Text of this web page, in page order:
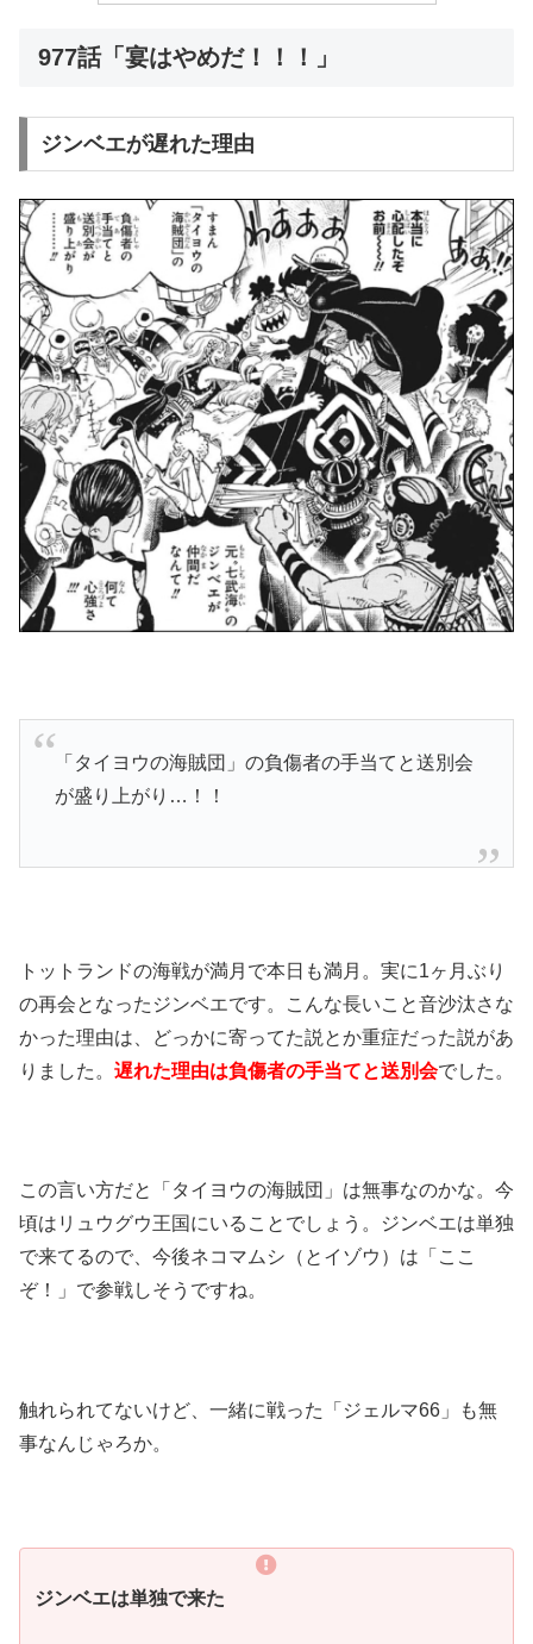
977話「宴はやめだ！！！」
ジンベエが遅れた理由
「タイヨウの海賊団」の負傷者の手当てと送別会
が盛り上がり…！！
トットランドの海戦が満月で本日も満月。実に1ヶ月ぶり
の再会となったジンベエです。こんな長いこと音沙汰さな
かった理由は、どっかに寄ってた説とか重症だった説があ
りました。 遅れた理由は負傷者の手当てと送別会でした。
この言い方だと「タイヨウの海賊団」は無事なのかな。今
頃はリュウグウ王国にいることでしょう。ジンベエは単独
で来てるので、今後ネコマムシ（とイゾウ）は「ここ
ぞ！」で参戦しそうですね。
触れられてないけど、一緒に戦った「ジェルマ66」も無
事なんじゃろか。
ジンベエは単独で来た